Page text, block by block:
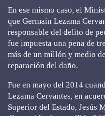
En ese mismo caso, el
que Germain Lezama
responsable del delito de
fue impuesta una pena de
más de un millón y medio
reparación del daño.
Fue en mayo del 2014
Lezama Cervantes, en
Superior del Estado, Jesús